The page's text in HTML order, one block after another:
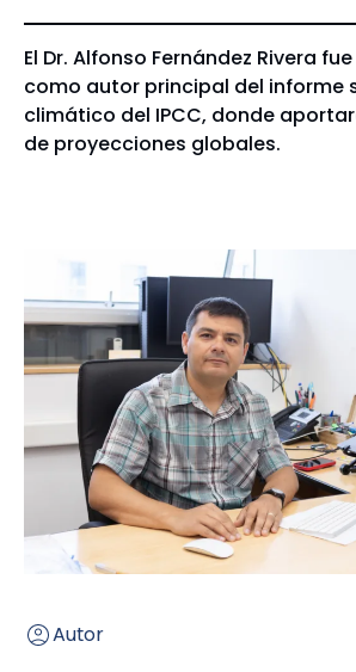
El Dr. Alfonso Fernández Rivera
como autor principal del informe
climático del IPCC, donde
de proyecciones globales.
Autor